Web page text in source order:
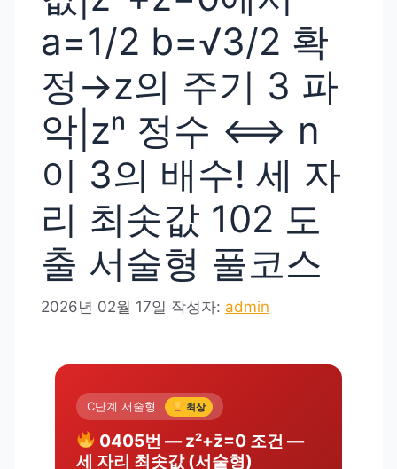
a=1/2 b=√3/2 확
정→z의 주기 3 파
악|zⁿ 정수 ⟺ n
이 3의 배수! 세 자
리 최솟값 102 도
출 서술형 풀코스
2026년 02월 17일 작성자: admin
C단계 서술형 최상
0405번 — z²+z̄=0 조건 —
세 자리 최솟값 (서술형)